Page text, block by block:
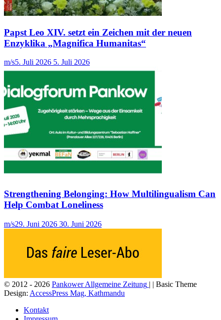
Papst Leo XIV. setzt ein Zeichen mit der neuen
Enzyklika „Magnifica Humanitas“
m/s5. Juli 2026 5. Juli 2026
Strengthening Belonging: How Multilingualism Can
Help Combat Loneliness
m/s29. Juni 2026 30. Juni 2026
© 2012 - 2026 Pankower Allgemeine Zeitung | | Basic Theme
Design: AccessPress Mag, Kathmandu
Kontakt